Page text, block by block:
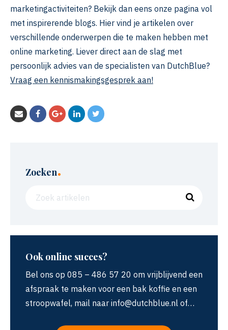
marketingactiviteiten? Bekijk dan eens onze pagina vol
met inspirerende blogs. Hier vind je artikelen over
verschillende onderwerpen die te maken hebben met
online marketing. Liever direct aan de slag met
persoonlijk advies van de specialisten van DutchBlue?
Vraag een kennismakingsgesprek aan!
Zoeken.
Ook online succes?
Bel ons op 085 – 486 57 20 om vrijblijvend een
afspraak te maken voor een bak koffie en een
stroopwafel, mail naar info@dutchblue.nl of…